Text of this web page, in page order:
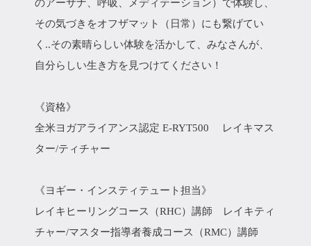
のアーサナ、呼吸、メディテーション）で体験し、
その気づきをオフザマット（日常）にも繋げてい
く..その素晴らしい体験を活かして、みなさんが、
自分らしい生き方を見つけてください！
《資格》
全米ヨガアライアンス認定 E-RYT500 レイキマス
ター/ティチャー
《ヨギー・インスティテュート担当》
レイキヒーリングコース（RHC）講師 レイキティ
チャー/マスター指導者養成コース（RMC）講師